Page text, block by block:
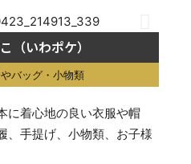
（いわポケ）
バッグ・小物類
に着心地の良い衣服や帽
、手提げ、小物類、お子様